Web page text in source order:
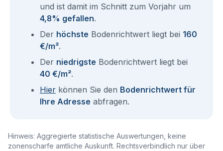
und ist damit im Schnitt zum Vorjahr um
4,8% gefallen.
Der höchste Bodenrichtwert liegt bei 160
€/m².
Der niedrigste Bodenrichtwert liegt bei
40 €/m².
Hier können Sie den Bodenrichtwert für
Ihre Adresse abfragen.
Hinweis: Aggregierte statistische Auswertungen, keine
zonenscharfe amtliche Auskunft. Rechtsverbindlich nur über